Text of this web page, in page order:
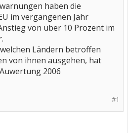
haben die
im vergangenen Jahr
von über 10 Prozent im
Ländern betroffen
von ihnen ausgehen, hat
2006
#1